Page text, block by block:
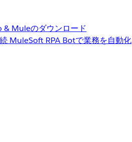
& Muleのダウンロード
MuleSoft RPA Botで業務を自動化